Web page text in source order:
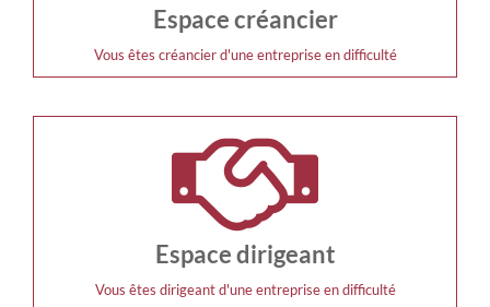
Espace créancier
Vous êtes créancier d'une entreprise en difficulté
Espace dirigeant
Vous êtes dirigeant d'une entreprise en difficulté